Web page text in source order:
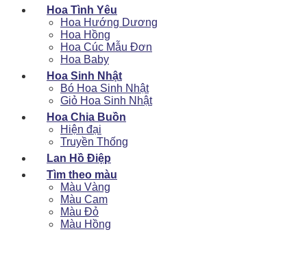
Hoa Tình Yêu
Hoa Hướng Dương
Hoa Hồng
Hoa Cúc Mẫu Đơn
Hoa Baby
Hoa Sinh Nhật
Bó Hoa Sinh Nhật
Giỏ Hoa Sinh Nhật
Hoa Chia Buồn
Hiện đại
Truyền Thống
Lan Hồ Điệp
Tìm theo màu
Màu Vàng
Màu Cam
Màu Đỏ
Màu Hồng